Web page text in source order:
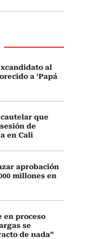
al
a ‘Papá
que
de
en Cali
aprobación
millones en
en proceso
se
de nada”